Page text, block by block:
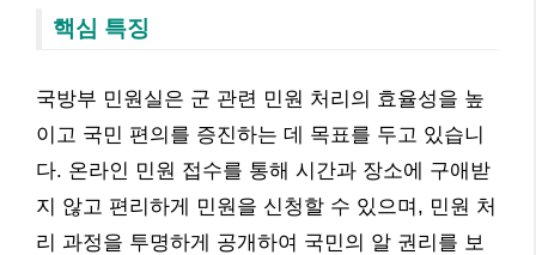
핵심 특징
국방부 민원실은 군 관련 민원 처리의 효율성을 높
이고 국민 편의를 증진하는 데 목표를 두고 있습니
다. 온라인 민원 접수를 통해 시간과 장소에 구애받
지 않고 편리하게 민원을 신청할 수 있으며, 민원 처
리 과정을 투명하게 공개하여 국민의 알 권리를 보